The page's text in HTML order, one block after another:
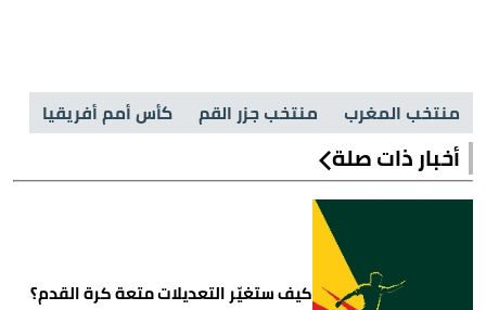
منتخب المغرب منتخب جزر القم كأس أمم أفريقيا
أخبار ذات صلة
كيف ستغيّر التعديلات متعة كرة القدم؟